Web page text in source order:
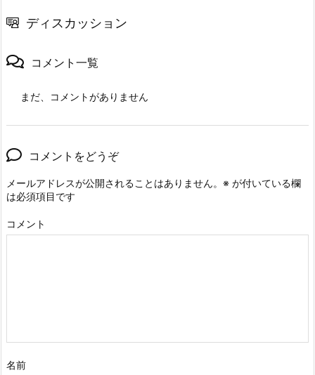
ディスカッション
コメント一覧
まだ、コメントがありません
コメントをどうぞ
メールアドレスが公開されることはありません。 ※ が付いている欄
は必須項目です
コメント
名前